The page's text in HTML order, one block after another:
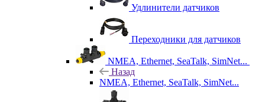
Удлинители датчиков
Переходники для датчиков
NMEA, Ethernet, SeaTalk, SimNet...
Назад
NMEA, Ethernet, SeaTalk, SimNet...